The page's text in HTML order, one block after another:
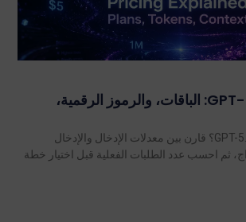
شرح تسعير GPT-5.5: الباقات، والرموز الرقمية،
كم تبلغ تكلفة خطة GPT-5.5؟ قارن بين معدلات الإدخال والإدخال
ثم احسب عدد الطلبات الفعلية قبل اختيار خطة